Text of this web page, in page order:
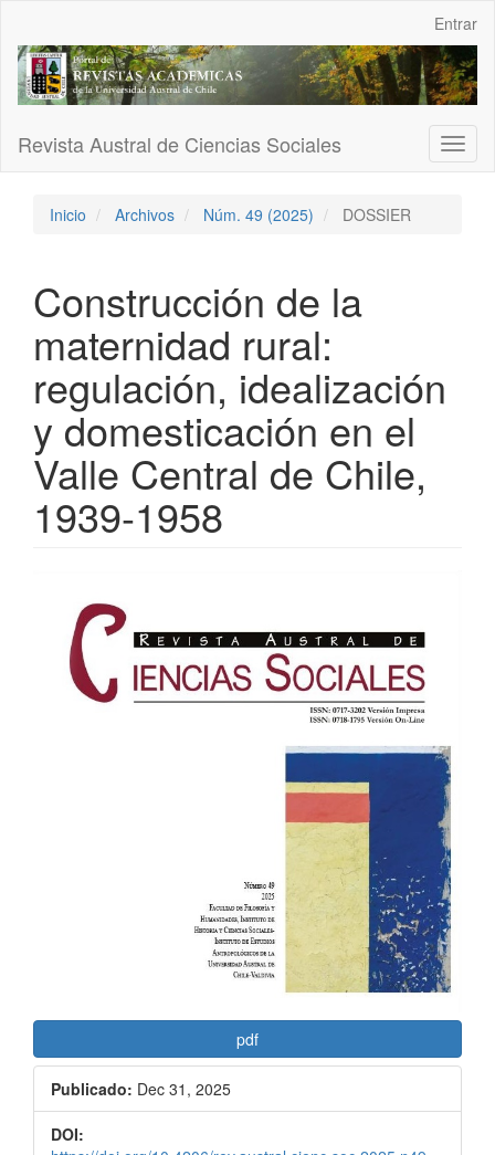
Contenido
principal
Barra
Entrar
Revista Austral de Ciencias Sociales
Inicio Archivos Núm. 49 (2025) DOSSIER
Construcción de la
maternidad rural:
regulación, idealización
y domesticación en el
Valle Central de Chile,
1939-1958
lateral
del
artículo
pdf
Publicado: Dec 31, 2025
DOI: